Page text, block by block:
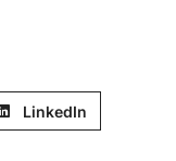
LinkedIn